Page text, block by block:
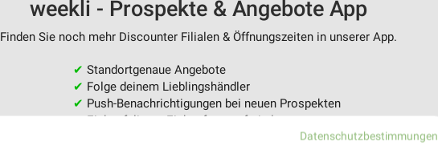
weekli - Prospekte & Angebote App
Finden Sie noch mehr Discounter Filialen & Öffnungszeiten in unserer App.
✔ Standortgenaue Angebote
✔ Folge deinem Lieblingshändler
✔ Push-Benachrichtigungen bei neuen Prospekten
✔Einkaufsliste - Einkauf stressfrei planen
Datenschutzbestimmungen